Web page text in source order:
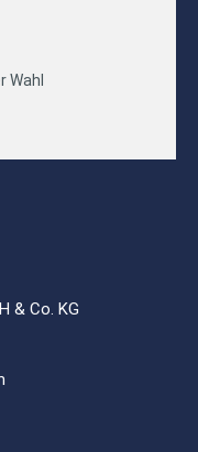
Wahl
& Co. KG